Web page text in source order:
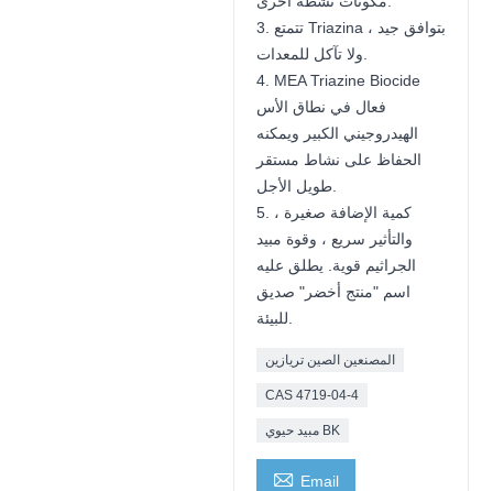
3. تتمتع Triazina بتوافق جيد ،
4. MEA Triazine Biocide
فعال في نطاق الأس
الهيدروجيني الكبير ويمكنه
الحفاظ على نشاط مستقر
طويل الأجل.
5. كمية الإضافة صغيرة ،
والتأثير سريع ، وقوة مبيد
الجراثيم قوية. يطلق عليه
اسم "منتج أخضر" صديق
المصنعين الصين تريازين
CAS 4719-04-4
مبيد حيوي BK
 Email